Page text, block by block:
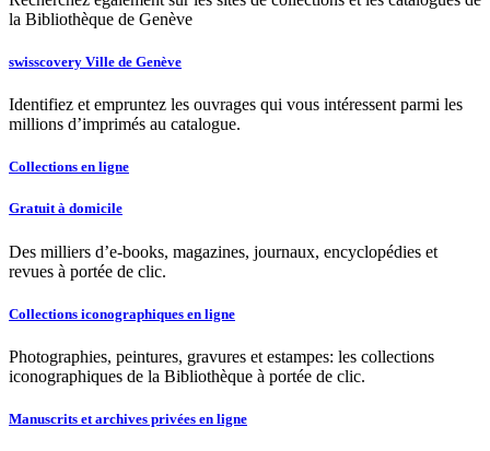
la Bibliothèque de Genève
swisscovery Ville de Genève
Identifiez et empruntez les ouvrages qui vous intéressent parmi les
millions d’imprimés au catalogue.
Collections en ligne
Gratuit à domicile
Des milliers d’e-books, magazines, journaux, encyclopédies et
revues à portée de clic.
Collections iconographiques en ligne
Photographies, peintures, gravures et estampes: les collections
iconographiques de la Bibliothèque à portée de clic.
Manuscrits et archives privées en ligne